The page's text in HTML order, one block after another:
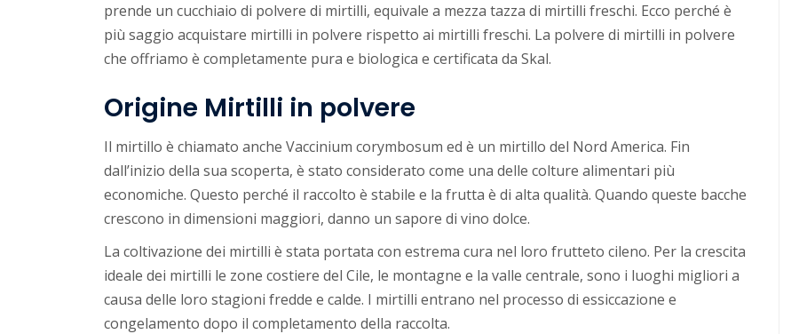
prende un cucchiaio di polvere di mirtilli, equivale a mezza tazza di mirtilli freschi. Ecco perché è
più saggio acquistare mirtilli in polvere rispetto ai mirtilli freschi. La polvere di mirtilli in polvere
che offriamo è completamente pura e biologica e certificata da Skal.
Origine Mirtilli in polvere
Il mirtillo è chiamato anche Vaccinium corymbosum ed è un mirtillo del Nord America. Fin
dall’inizio della sua scoperta, è stato considerato come una delle colture alimentari più
economiche. Questo perché il raccolto è stabile e la frutta è di alta qualità. Quando queste bacche
crescono in dimensioni maggiori, danno un sapore di vino dolce.
La coltivazione dei mirtilli è stata portata con estrema cura nel loro frutteto cileno. Per la crescita
ideale dei mirtilli le zone costiere del Cile, le montagne e la valle centrale, sono i luoghi migliori a
causa delle loro stagioni fredde e calde. I mirtilli entrano nel processo di essiccazione e
congelamento dopo il completamento della raccolta.